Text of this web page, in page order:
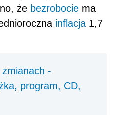
że bezrobocie ma
inflacja 1,7
-
program, CD,